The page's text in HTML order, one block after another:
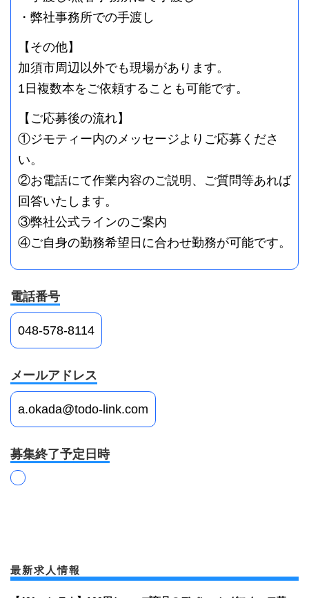
・弊社事務所での手渡し
【その他】
加須市周辺以外でも現場があります。
1日複数本をご依頼することも可能です。
【ご応募後の流れ】
①ジモティー内のメッセージよりご応募くださ
い。
②お電話にて作業内容のご説明、ご質問等あれば
回答いたします。
③弊社公式ラインのご案内
④ご自身の勤務希望日に合わせ勤務が可能です。
電話番号
048-578-8114
メールアドレス
a.okada@todo-link.com
募集終了予定日時
最新求人情報